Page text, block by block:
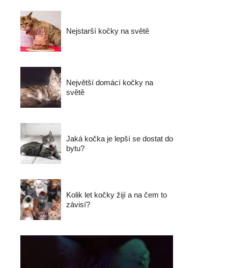
Nejstarší kočky na světě
Největší domácí kočky na
světě
Jaká kočka je lepší se dostat do
bytu?
Kolik let kočky žijí a na čem to
závisí?